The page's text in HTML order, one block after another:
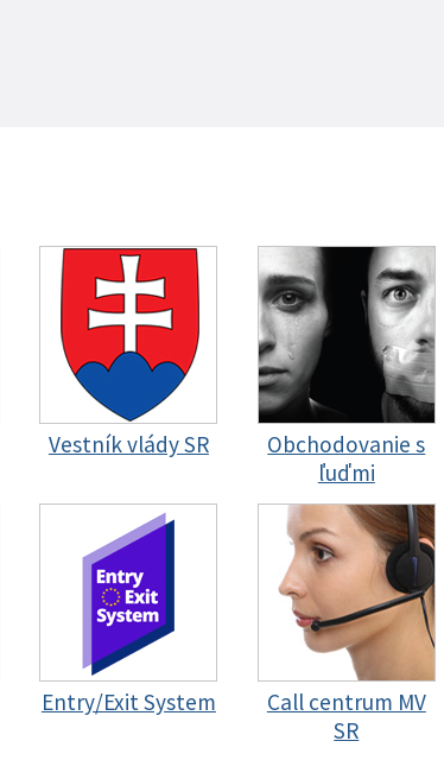
Vestník vlády SR
Obchodovanie s
ľuďmi
Entry/Exit System
Call centrum MV
SR